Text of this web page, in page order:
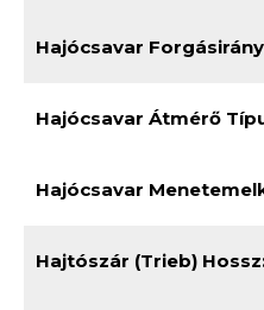
Hajócsavar
Hajócsavar Átmérő
Hajócsavar
Hajtószár (trieb)